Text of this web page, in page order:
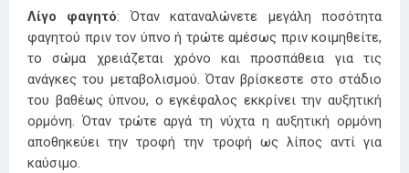
Λίγο φαγητό: Όταν καταναλώνετε μεγάλη ποσότητα
φαγητού πριν τον ύπνο ή τρώτε αμέσως πριν κοιμηθείτε,
το σώμα χρειάζεται χρόνο και προσπάθεια για τις
ανάγκες του μεταβολισμού. Όταν βρίσκεστε στο στάδιο
του βαθέως ύπνου, ο εγκέφαλος εκκρίνει την αυξητική
ορμόνη. Όταν τρώτε αργά τη νύχτα η αυξητική ορμόνη
αποθηκεύει την τροφή την τροφή ως λίπος αντί για
καύσιμο.